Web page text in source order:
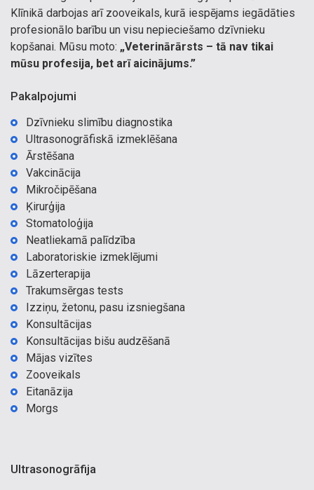
Klīnikā darbojas arī zooveikals, kurā iespējams iegādāties
profesionālo barību un visu nepieciešamo dzīvnieku
kopšanai. Mūsu moto: „Veterinārārsts – tā nav tikai
mūsu profesija, bet arī aicinājums.”
Pakalpojumi
Dzīvnieku slimību diagnostika
Ultrasonogrāfiskā izmeklēšana
Ārstēšana
Vakcinācija
Mikročipēšana
Ķirurģija
Stomatoloģija
Neatliekamā palīdzība
Laboratoriskie izmeklējumi
Lāzerterapija
Trakumsērgas tests
Izziņu, žetonu, pasu izsniegšana
Konsultācijas
Konsultācijas bišu audzēšanā
Mājas vizītes
Zooveikals
Eitanāzija
Morgs
Ultrasonogrāfija